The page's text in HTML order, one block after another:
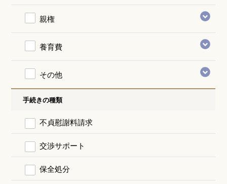
親権
養育費
その他
手続きの種類
不貞慰謝料請求
交渉サポート
保全処分